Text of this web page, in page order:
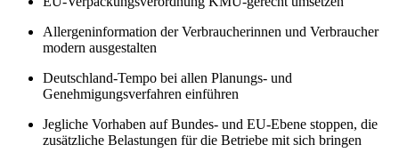
Allergeninformation der Verbraucherinnen und Verbraucher
modern ausgestalten
Deutschland-Tempo bei allen Planungs- und
Genehmigungsverfahren einführen
Jegliche Vorhaben auf Bundes- und EU-Ebene stoppen, die
zusätzliche Belastungen für die Betriebe mit sich bringen